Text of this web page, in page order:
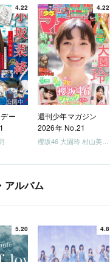
4.22
ー
4.22
週刊少年マガジン
2026年 No.21
アルバム
5.20 4.8